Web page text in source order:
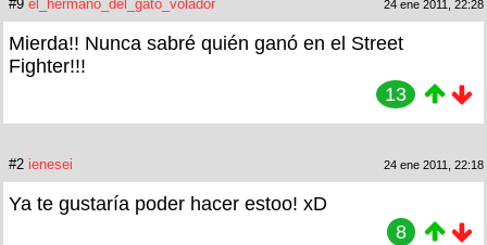
#9 el_hermano_del_gato_volador 24 ene 2011, 22:28
Mierda!! Nunca sabré quién ganó en el Street
Fighter!!!
13
#2 ienesei 24 ene 2011, 22:18
Ya te gustaría poder hacer estoo! xD
8